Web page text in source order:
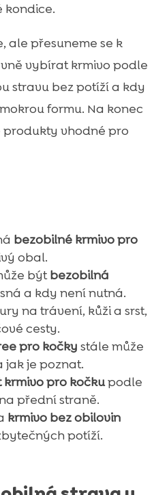
volba:
hypoalergenní losos
proti močovým
přírodní bentonit
a snadné
kondice.
ale přesuneme se k
vybírat krmivo podle
stravu bez potíží a kdy
formu. Na konec
vhodné pro
bezobilné krmivo pro
obal.
býtbezobilná
a kdy není nutná.
na trávení, kůži a srst,
cesty.
pro kočky stále může
je poznat.
pro kočkupodle
přední straně.
krmivo bez obilovin
potíží.